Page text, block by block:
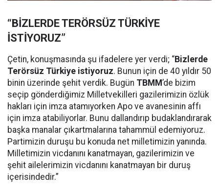
“BİZLERDE TERÖRSÜZ TÜRKİYE
İSTİYORUZ”
Çetin, konuşmasında şu ifadelere yer verdi; “Bizlerde
Terörsüz Türkiye istiyoruz. Bunun için de 40 yıldır 50
binin üzerinde şehit verdik. Bugün TBMM’de bizim
seçip gönderdiğimiz Milletvekilleri gazilerimizin özlük
hakları için imza atamıyorken Apo ve avanesinin affı
için imza atabiliyorlar. Bunu dallandırıp budaklandırarak
başka manalar çıkartmalarına tahammül edemiyoruz.
Partimizin duruşu bu konuda net milletimizin yanında.
Milletimizin vicdanını kanatmayan, gazilerimizin ve
şehit ailelerimizin vicdanını kanatmayan bir duruş
içerisindedir.”